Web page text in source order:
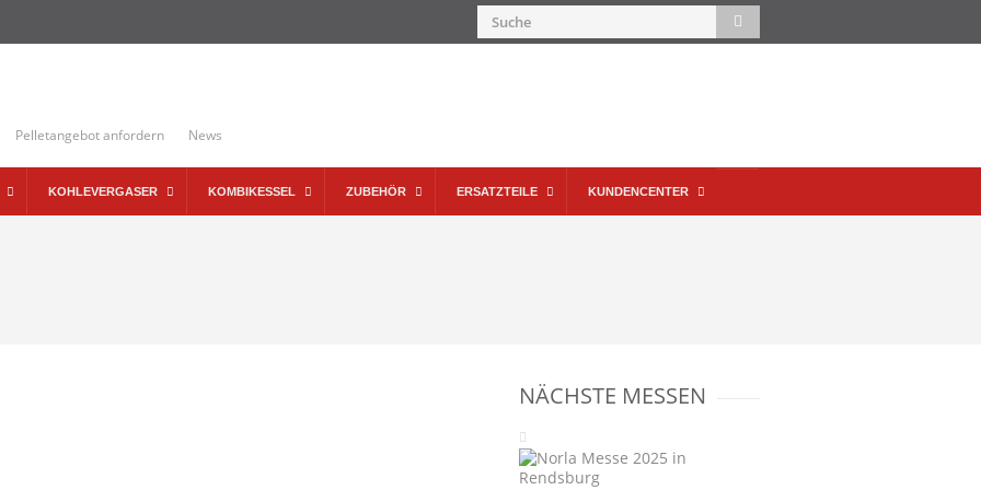
Pelletangebot anfordern News
KOHLEVERGASER KOMBIKESSEL ZUBEHÖR ERSATZTEILE KUNDENCENTER
NÄCHSTE MESSEN